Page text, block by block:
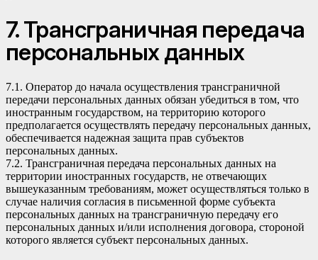
7. Трансграничная передача
персональных данных
7.1. Оператор до начала осуществления трансграничной
передачи персональных данных обязан убедиться в том, что
иностранным государством, на территорию которого
предполагается осуществлять передачу персональных данных,
обеспечивается надежная защита прав субъектов
персональных данных.
7.2. Трансграничная передача персональных данных на
территории иностранных государств, не отвечающих
вышеуказанным требованиям, может осуществляться только в
случае наличия согласия в письменной форме субъекта
персональных данных на трансграничную передачу его
персональных данных и/или исполнения договора, стороной
которого является субъект персональных данных.